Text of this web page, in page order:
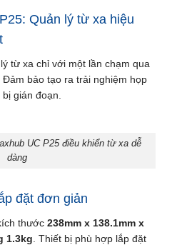
Quản lý từ xa hiệu
từ xa chỉ với một lần chạm qua
Đảm bảo tạo ra trải nghiệm họp
gián đoạn.
UC P25 điều khiển từ xa dễ
dàng
đặt đơn giản
thước 238mm x 138.1mm x
1.3kg . Thiết bị phù hợp lắp đặt